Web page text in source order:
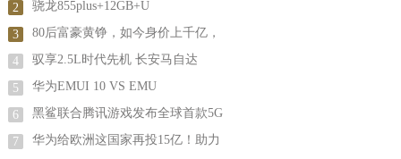
2 骁龙855plus+12GB+U
3 80后富豪黄铮，如今身价上千亿，
4 驭享2.5L时代先机 长安马自达
5 华为EMUI 10 VS EMU
6 黑鲨联合腾讯游戏发布全球首款5G
7 华为给欧洲这国家再投15亿！助力